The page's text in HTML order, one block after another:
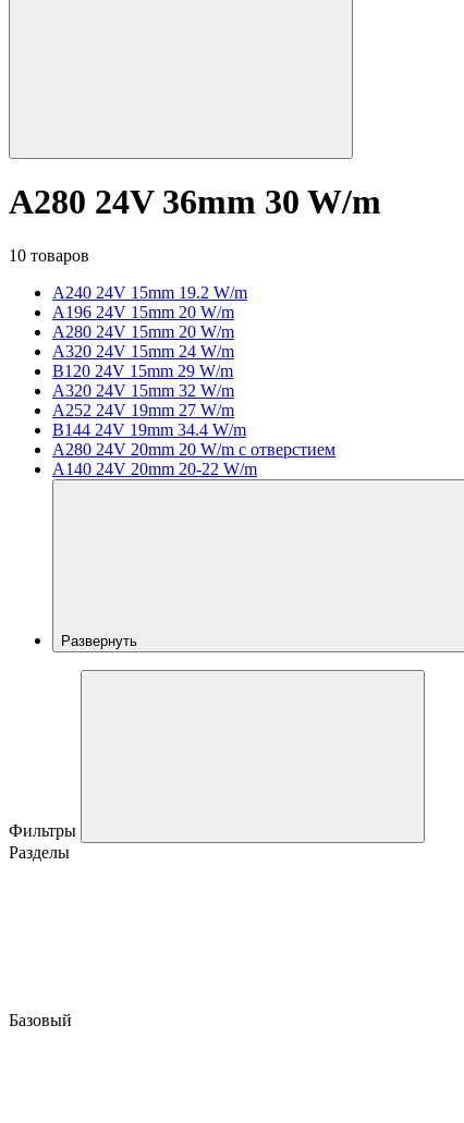
A280 24V 36mm 30 W/m
10 товаров
A240 24V 15mm 19.2 W/m
A196 24V 15mm 20 W/m
A280 24V 15mm 20 W/m
A320 24V 15mm 24 W/m
B120 24V 15mm 29 W/m
A320 24V 15mm 32 W/m
A252 24V 19mm 27 W/m
B144 24V 19mm 34.4 W/m
A280 24V 20mm 20 W/m с отверстием
A140 24V 20mm 20-22 W/m
Развернуть
Фильтры
Разделы
Базовый